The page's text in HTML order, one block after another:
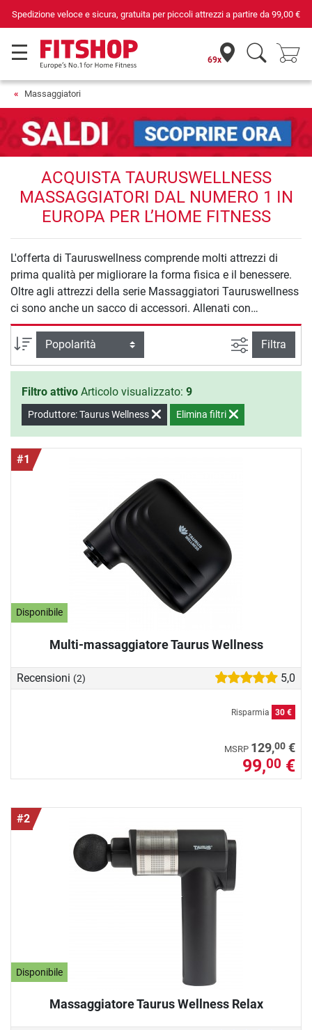
Spedizione veloce e sicura, gratuita per piccoli attrezzi a partire da 99,00 €
69x
Massaggiatori
ACQUISTA TAURUSWELLNESS
MASSAGGIATORI DAL NUMERO 1 IN
EUROPA PER L’HOME FITNESS
L'offerta di Tauruswellness comprende molti attrezzi di
prima qualità per migliorare la forma fisica e il benessere.
Oltre agli attrezzi della serie Massaggiatori Tauruswellness
ci sono anche un sacco di accessori. Allenati con
Tauruswellness e divertiti.
Ordina per
Ricerca
Filtra
Filtro attivo Articolo visualizzato: 9
Produttore: Taurus Wellness Elimina filtri
#1
Disponibile
Multi-massaggiatore Taurus Wellness
Recensioni (2) 5,0
Risparmia 30 €
MSRP 129,00 €
99,00 €
#2
Disponibile
Massaggiatore Taurus Wellness Relax